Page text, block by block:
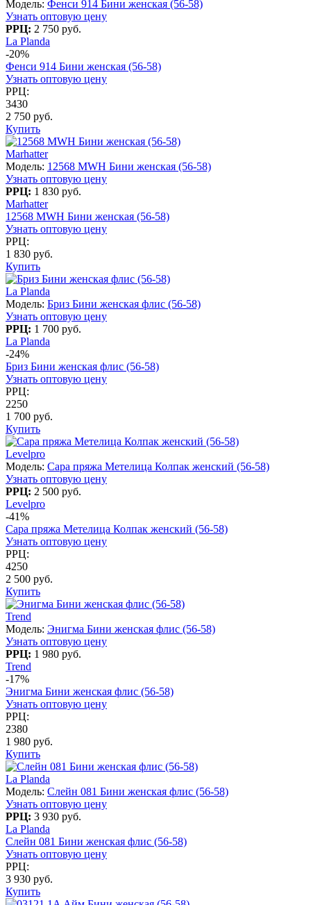
Модель: Фенси 914 Бини женская (56-58)
Узнать оптовую цену
РРЦ: 2 750 руб.
La Planda
-20%
Фенси 914 Бини женская (56-58)
Узнать оптовую цену
РРЦ:
3430
2 750 руб.
Купить
Marhatter
Модель: 12568 MWH Бини женская (56-58)
Узнать оптовую цену
РРЦ: 1 830 руб.
Marhatter
12568 MWH Бини женская (56-58)
Узнать оптовую цену
РРЦ:
1 830 руб.
Купить
La Planda
Модель: Бриз Бини женская флис (56-58)
Узнать оптовую цену
РРЦ: 1 700 руб.
La Planda
-24%
Бриз Бини женская флис (56-58)
Узнать оптовую цену
РРЦ:
2250
1 700 руб.
Купить
Levelpro
Модель: Сара пряжа Метелица Колпак женский (56-58)
Узнать оптовую цену
РРЦ: 2 500 руб.
Levelpro
-41%
Сара пряжа Метелица Колпак женский (56-58)
Узнать оптовую цену
РРЦ:
4250
2 500 руб.
Купить
Trend
Модель: Энигма Бини женская флис (56-58)
Узнать оптовую цену
РРЦ: 1 980 руб.
Trend
-17%
Энигма Бини женская флис (56-58)
Узнать оптовую цену
РРЦ:
2380
1 980 руб.
Купить
La Planda
Модель: Слейн 081 Бини женская флис (56-58)
Узнать оптовую цену
РРЦ: 3 930 руб.
La Planda
Слейн 081 Бини женская флис (56-58)
Узнать оптовую цену
РРЦ:
3 930 руб.
Купить